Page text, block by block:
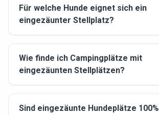
Für welche Hunde eignet sich ein
eingezäunter Stellplatz?
Wie finde ich Campingplätze mit
eingezäunten Stellplätzen?
Sind eingezäunte Hundeplätze 100%